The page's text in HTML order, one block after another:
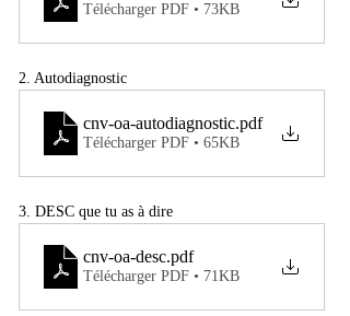
Télécharger PDF • 73KB
2. Autodiagnostic
cnv-oa-autodiagnostic.pdf
Télécharger PDF • 65KB
3. DESC que tu as à dire
cnv-oa-desc.pdf
Télécharger PDF • 71KB